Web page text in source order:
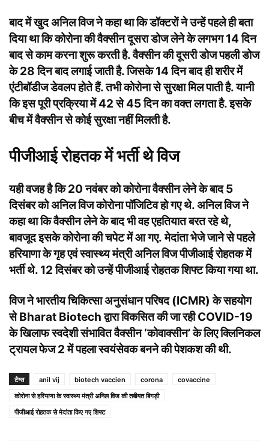
बाद में खुद अनिल विज ने कहा था कि डॉक्टरों ने उन्हें पहले ही बता
दिया था कि कोरोना की वैक्सीन दूसरा डोज लेने के लगभग 14 दिन
बाद से काम करना शुरू करती है. वैक्सीन की दूसरी डोज पहली डोज
के 28 दिन बाद लगाई जाती है. जिसके 14 दिन बाद ही शरीर में
एंटीबॉडीज डेवलप होते हैं. तभी कोरोना से सुरक्षा मिल पाती है. यानी
कि इस पूरी प्रक्रिया में 42 से 45 दिन का वक्त लगता है. इसके
बीच में वैक्सीन से कोई सुरक्षा नहीं मिलती है.
पीजीआई रोहतक में भर्ती थे विज
यही वजह है कि 20 नवंबर को कोरोना वैक्सीन लेने के बाद 5
दिसंबर को अनिल विज कोरोना पॉजिटिव हो गए थे. अनिल विज ने
कहा था कि वैक्सीन लेने के बाद भी वह एहतियात बरत रहे थे,
बावजूद इसके कोरोना की चपेट में आ गए. मेदांता भेजे जाने से पहले
हरियाणा के गृह एवं स्वास्थ्य मंत्री अनिल विज पीजीआई रोहतक में
भर्ती थे. 12 दिसंबर को उन्हें पीजीआई रोहतक शिफ्ट किया गया था.
विज ने भारतीय चिकित्सा अनुसंधान परिषद (ICMR) के सहयोग
से Bharat Biotech द्वारा विकसित की जा रही COVID-19
के खिलाफ स्वदेशी संभावित वैक्सीन ‘कोवाक्सीन’ के लिए क्लिनिकल
ट्रायल फेज 2 में पहला स्वयंसेवक बनने की पेशकश की थी.
टैग्स anil vij biotech vaccien corona
covaccine
कोरोना से हरियाणा के स्वास्थ्य मंत्री अनिल विज की तबीयत बिगड़ी
पीजीआई रोहतक से मेदांता किए गए शिफ्ट